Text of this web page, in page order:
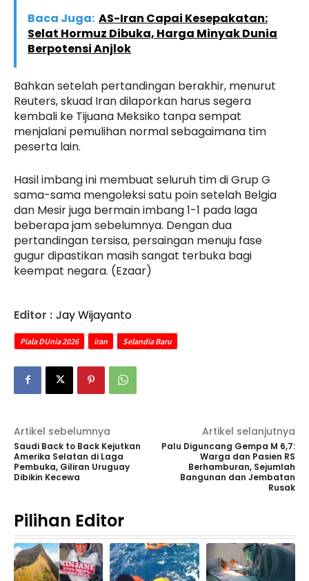
Baca Juga: AS-Iran Capai Kesepakatan:
Selat Hormuz Dibuka, Harga Minyak Dunia
Berpotensi Anjlok
Bahkan setelah pertandingan berakhir, menurut
Reuters, skuad Iran dilaporkan harus segera
kembali ke Tijuana Meksiko tanpa sempat
menjalani pemulihan normal sebagaimana tim
peserta lain.
Hasil imbang ini membuat seluruh tim di Grup G
sama-sama mengoleksi satu poin setelah Belgia
dan Mesir juga bermain imbang 1-1 pada laga
beberapa jam sebelumnya. Dengan dua
pertandingan tersisa, persaingan menuju fase
gugur dipastikan masih sangat terbuka bagi
keempat negara. (Ezaar)
Editor : Jay Wijayanto
Piala DUnia 2026 iran Selandia Baru
Artikel sebelumnya
Saudi Back to Back Kejutkan
Amerika Selatan di Laga
Pembuka, Giliran Uruguay
Dibikin Kecewa
Artikel selanjutnya
Palu Diguncang Gempa M 6,7:
Warga dan Pasien RS
Berhamburan, Sejumlah
Bangunan dan Jembatan
Rusak
Pilihan Editor